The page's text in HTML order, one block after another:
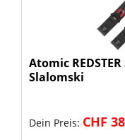
Atomic
Slalomski
Dein Preis: CHF